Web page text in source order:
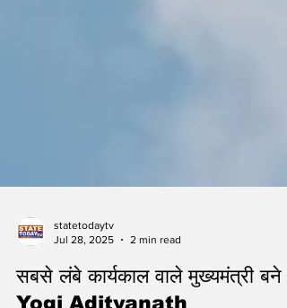
Jul 28, 2025
2 min read
सबसे लंबे कार्यकाल वाले मुख्यमंत्री बने